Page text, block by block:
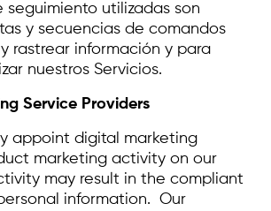
seguimiento utilizadas son
y secuencias de comandos
rastrear información y para
nuestros Servicios.
Service Providers
appoint digital marketing
marketing activity on our
may result in the compliant
information. Our